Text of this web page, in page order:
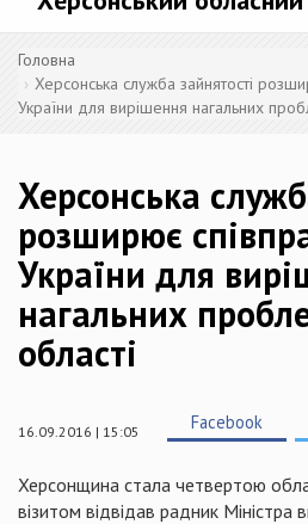
Головна
Херсонська служба зайнятості
України для вирішення нагальних
Херсонська
розширює
України для
нагальних
області
16.09.2016 | 15:05 Facebook
Херсонщина стала четвертою
візитом відвідав радник Міністра